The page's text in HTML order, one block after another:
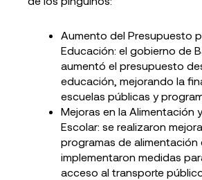
Aumento del Presupuesto
Educación: el gobierno de
aumentó el presupuesto
educación, mejorando la
escuelas públicas y
Mejoras en la Alimentación
Escolar: se realizaron
programas de alimentación
implementaron medidas
acceso al transporte